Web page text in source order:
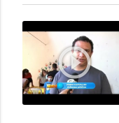
play_circle_outline